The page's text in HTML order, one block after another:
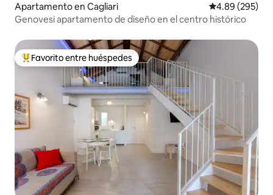
Apartamento en Cagliari Calificación
4.89 (295)
Genovesi apartamento de diseño en el centro histórico
Favorito entre huéspedes preferido
Favorito entre huéspedes